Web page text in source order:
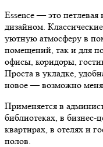
Essence — это
дизайном.
уютную атмосферу в
помещений, так и для
офисы, коридоры,
Проста в укладке,
новое — возможно
Применяется в
библиотеках, в
квартирах, в отелях и
полов.